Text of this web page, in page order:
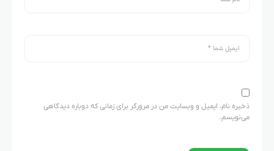
ذخیره نام، ایمیل و وبسایت من در مرورگر برای زمانی که دوباره دیدگاهی
می‌نویسم.